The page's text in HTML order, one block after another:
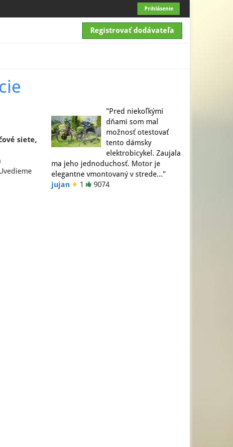
Prihlásenie
Registrovať dodávateľa
siete,
"Pred niekoľkými
dňami som mal
možnosť otestovať
tento dámsky
elektrobicykel. Zaujala
ma jeho jednoduchosť. Motor je
elegantne vmontovaný v strede…"
jujan
1 9074